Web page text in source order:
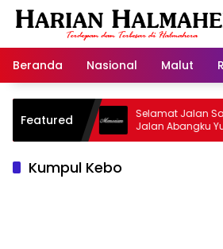
Langsung
Beranda
Nasional Malut
Featured
Warisan
Selamat Jalan Sang
Jalan Abangku Yuslam
Kumpul Kebo